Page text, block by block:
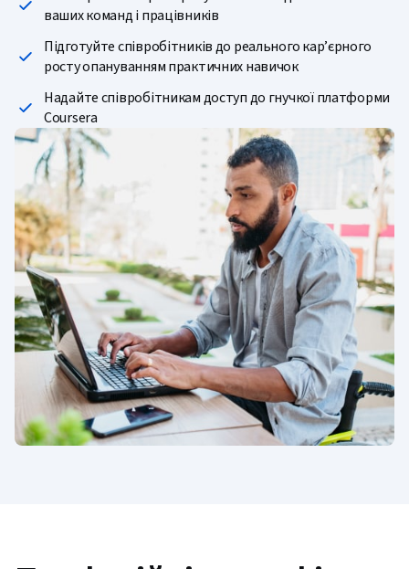
ваших команд і працівників
Підготуйте співробітників до реального кар’єрного
росту опануванням практичних навичок
Надайте співробітникам доступ до гнучкої платформи
Coursera